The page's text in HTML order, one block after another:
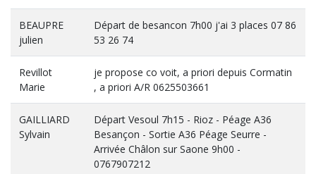
BEAUPRE
julien
Départ de besancon 7h00 j'ai 3 places 07 86
53 26 74
Revillot
Marie
je propose co voit, a priori depuis Cormatin
, a priori A/R 0625503661
GAILLIARD
Sylvain
Départ Vesoul 7h15 - Rioz - Péage A36
Besançon - Sortie A36 Péage Seurre -
Arrivée Châlon sur Saone 9h00 -
0767907212